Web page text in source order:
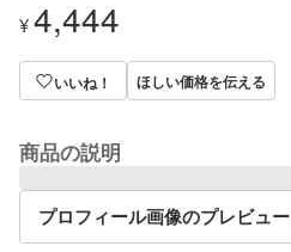
¥4,444
いいね！ ほしい価格を伝える
商品の説明
プロフィール画像のプレビュー